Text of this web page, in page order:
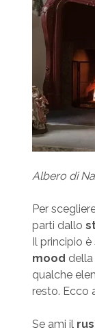
Albero di
Per
parti dallo
Il principio
mood
qualche
resto. Ecco
Se ami il